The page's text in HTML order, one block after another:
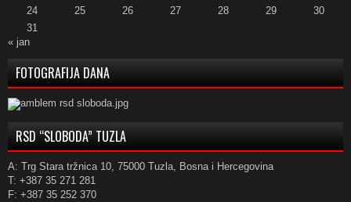
24
25 26 27 28 29
30
31
« jan
FOTOGRAFIJA DANA
RSD “SLOBODA” TUZLA
A: Trg Stara tržnica 10, 75000 Tuzla, Bosna i Hercegovina
T: +387 35 271 281
F: +387 35 252 370